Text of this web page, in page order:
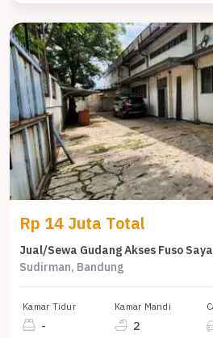
Rp 14 Juta Total
Jual/Sewa Gudang Akses Fuso
Sudirman, Bandung
Kamar Tidur
-
Kamar Mandi
2